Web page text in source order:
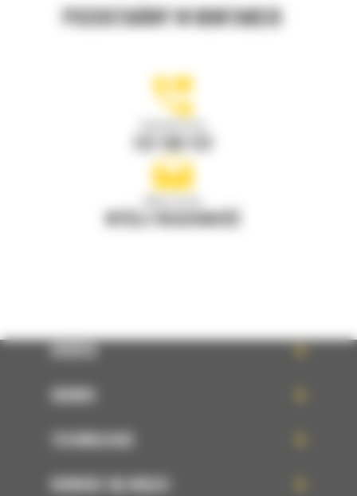
POZOSTAŃMY W KONTAKCIE
Zadzwoń do nas
122 100 122
Napisz do nas
WYŚLIJ WIADOMOŚĆ
OFERTA
SERWIS
TECHNOLOGIE
DOWIEDZ SIĘ WIĘCEJ